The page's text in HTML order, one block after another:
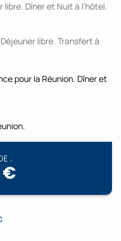
Dîner et Nuit à l’hôtel.
libre. Transfert à
pour la Réunion. Dîner et
:
€